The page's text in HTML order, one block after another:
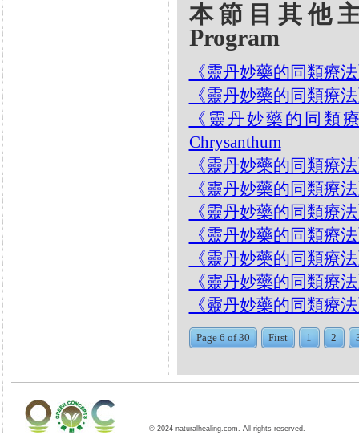
本節目其他
Program
《靈丹妙藥的同類療
《靈丹妙藥的同類療
《靈丹妙藥的同類
Chrysanthum
《靈丹妙藥的同類療
《靈丹妙藥的同類療
《靈丹妙藥的同類療
《靈丹妙藥的同類療
《靈丹妙藥的同類療
《靈丹妙藥的同類療
《靈丹妙藥的同類療
Page 6 of 30 First 1 2
© 2024 naturalhealing.com. All rights reserved.